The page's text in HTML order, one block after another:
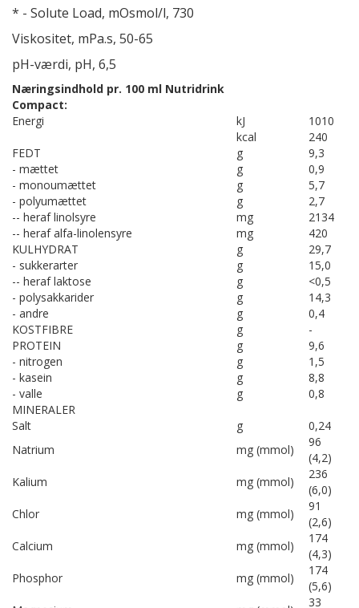
* - Solute Load, mOsmol/l, 730
Viskositet, mPa.s, 50-65
pH-værdi, pH, 6,5
Næringsindhold pr. 100 ml Nutridrink
Compact:
Energi
kJ
1010
kcal
240
FEDT
g
9,3
- mættet
g
0,9
- monoumættet
g
5,7
- polyumættet
g
2,7
-- heraf linolsyre
mg
2134
-- heraf alfa-linolensyre
mg
420
KULHYDRAT
g
29,7
- sukkerarter
g
15,0
-- heraf laktose
g
<0,5
- polysakkarider
g
14,3
- andre
g
0,4
KOSTFIBRE
g
-
PROTEIN
g
9,6
- nitrogen
g
1,5
- kasein
g
8,8
- valle
g
0,8
MINERALER
Salt
g
0,24
Natrium
mg (mmol)
96
(4,2)
Kalium
mg (mmol)
236
(6,0)
Chlor
mg (mmol)
91
(2,6)
Calcium
mg (mmol)
174
(4,3)
Phosphor
mg (mmol)
174
(5,6)
33